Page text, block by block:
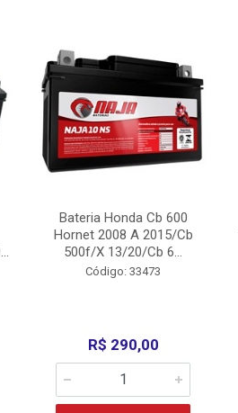
Bateria Honda Cb 600
Hornet 2008 A 2015/Cb
500f/X 13/20/Cb 6...
Código: 33473
R$ 290,00